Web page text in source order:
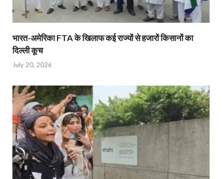
भारत-अमेरिका FTA के खिलाफ कई राज्यों से हजारों किसानों का
दिल्ली कूच
July 20, 2026